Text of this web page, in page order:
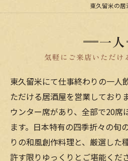
東久留米の
一人
気軽にご来店いただけ
東久留米にて仕事終わりの一人
ただける居酒屋を営業しており
ウンター席があり、全部で20席
ます。日本特有の四季折々の旬
りの和風創作料理と、厳選した
許す限りゆっくりとご堪能くだ